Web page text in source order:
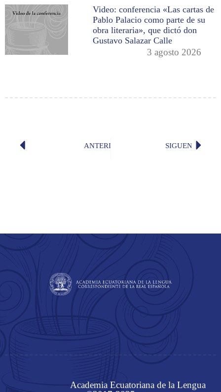
Video: conferencia «Las cartas de
Pablo Palacio como parte de su
obra literaria», que dictó don
Gustavo Salazar Calle
3 agosto 2026
ANTERIOR Reunión plenaria virtual de los
SIGUENTE
Academia Ecuatoriana de la Lengua